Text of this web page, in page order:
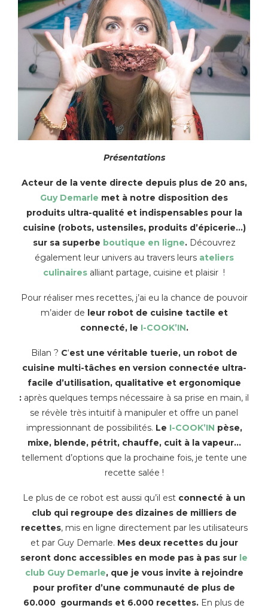
Présentations
Acteur de la vente directe depuis plus de 20 ans,
Guy Demarle met à notre disposition des
produits ultra-qualité et indispensables pour la
cuisine (robots, ustensiles, produits d’épicerie…)
sur sa superbe boutique en ligne. Découvrez
également leur univers au travers leurs ateliers
culinaires alliant partage, cuisine et plaisir !
Pour réaliser mes recettes, j’ai eu la chance de pouvoir
m’aider de leur robot de cuisine tactile et
connecté, le I-COOK’IN.
Bilan ? C‘est une véritable tuerie, un robot de
cuisine multi-tâches en version connectée ultra-
facile d’utilisation, qualitative et ergonomique
: après quelques temps nécessaire à sa prise en main, il
se révèle très intuitif à manipuler et offre un panel
impressionnant de possibilités. Le I-COOK’IN pèse,
mixe, blende, pétrit, chauffe, cuit à la vapeur…
tellement d’options que la prochaine fois, je tente une
recette salée !
Le plus de ce robot est aussi qu’il est connecté à un
club qui regroupe des dizaines de milliers de
recettes, mis en ligne directement par les utilisateurs
et par Guy Demarle. Mes deux recettes du jour
seront donc accessibles en mode pas à pas sur le
club Guy Demarle, que je vous invite à rejoindre
pour profiter d’une communauté de plus de
60.000 gourmands et 6.000 recettes. En plus de